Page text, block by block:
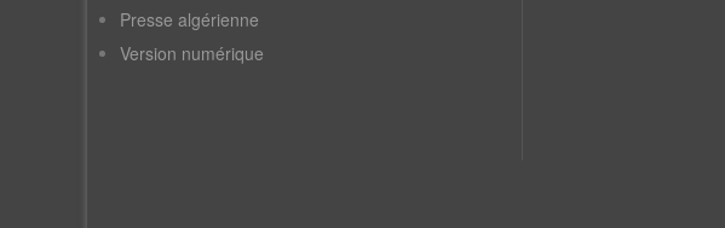
Presse algérienne
Version numérique